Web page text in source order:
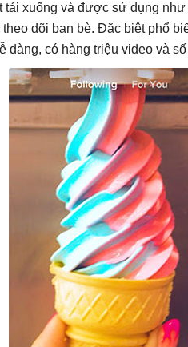
xuống và được sử dụng
dõi bạn bè. Đặc biệt phổ
dàng, có hàng triệu video và